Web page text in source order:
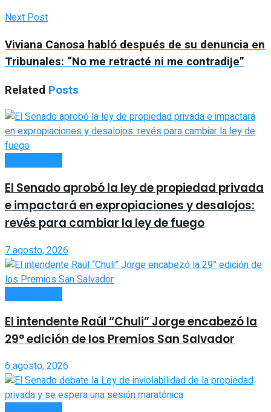
Next Post
Viviana Canosa habló después de su denuncia en
Tribunales: “No me retracté ni me contradije”
Related Posts
El Senado aprobó la ley de propiedad privada
e impactará en expropiaciones y desalojos:
revés para cambiar la ley de fuego
7 agosto, 2026
El intendente Raúl “Chuli” Jorge encabezó la
29° edición de los Premios San Salvador
6 agosto, 2026